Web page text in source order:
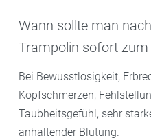
Wann sollte man
Trampolin sofort zum
Bei Bewusstlosigkeit,
Kopfschmerzen,
Taubheitsgefühl, sehr
anhaltender Blutung.